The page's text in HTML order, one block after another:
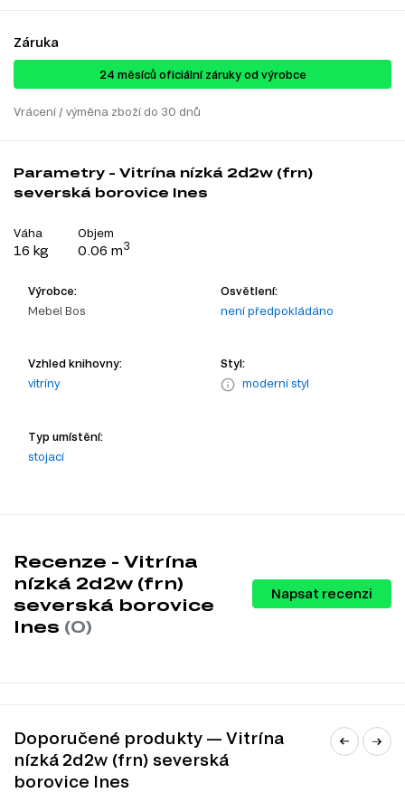
Záruka
24 ​​​​měsíců oficiální záruky od výrobce
Vrácení / výměna zboží do 30 dnů
Parametry - Vitrína nízká 2d2w (frn)
severská borovice Ines
Váha
16 kg
Objem
0.06 m3
Výrobce:
Mebel Bos
Osvětlení:
není předpokládáno
Vzhled knihovny:
vitríny
Styl:
moderní styl
Typ umístění:
stojací
Recenze - Vitrína
nízká 2d2w (frn)
severská borovice
Ines (0)
Napsat recenzi
Doporučené produkty — Vitrína
nízká 2d2w (frn) severská
borovice Ines